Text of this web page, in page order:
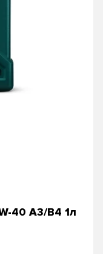
40 A3/B4 1л